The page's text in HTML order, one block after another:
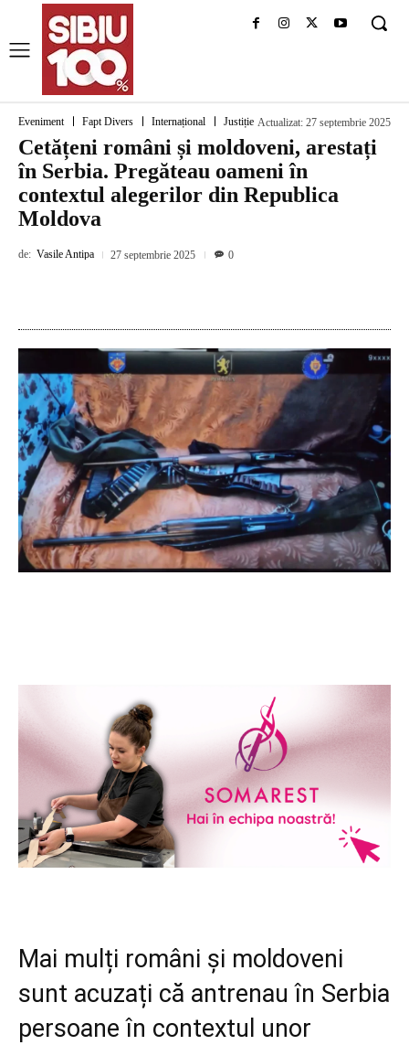
Eveniment Fapt Divers Internațional Justiție Actualizat: 27 septembrie 2025
Cetățeni români și moldoveni, arestați
în Serbia. Pregăteau oameni în
contextul alegerilor din Republica
Moldova
de: Vasile Antipa 27 septembrie 2025 0
Mai mulți români și moldoveni
sunt acuzați că antrenau în Serbia
persoane în contextul unor